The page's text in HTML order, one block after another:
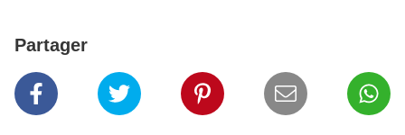
Partager